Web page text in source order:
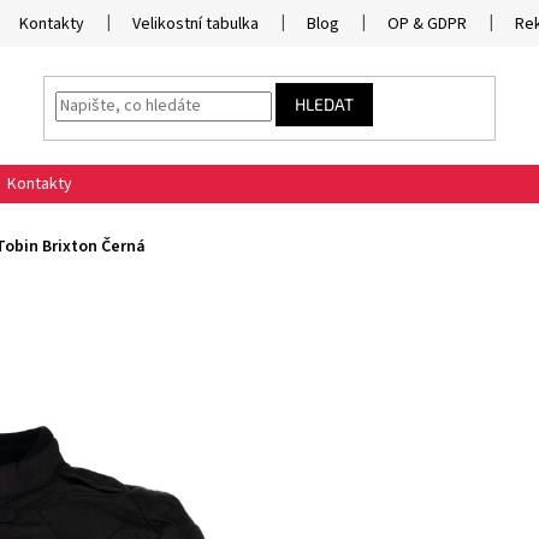
Kontakty Velikostní tabulka Blog OP & GDPR
HLEDAT
Kontakty
Brixton Černá